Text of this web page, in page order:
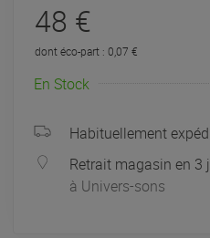
48 €
dont éco-part : 0,07 €
En Stock
Habituellement
Retrait magasin en 3
à Univers-sons